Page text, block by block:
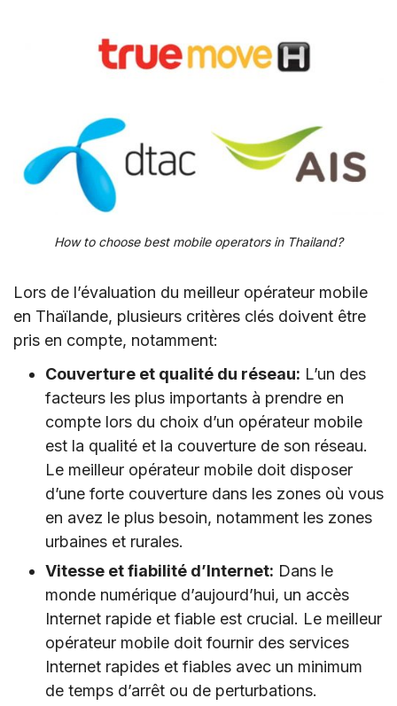
How to choose best mobile operators in Thailand?
Lors de l’évaluation du meilleur opérateur mobile
en Thaïlande, plusieurs critères clés doivent être
pris en compte, notamment:
Couverture et qualité du réseau: L’un des
facteurs les plus importants à prendre en
compte lors du choix d’un opérateur mobile
est la qualité et la couverture de son réseau.
Le meilleur opérateur mobile doit disposer
d’une forte couverture dans les zones où vous
en avez le plus besoin, notamment les zones
urbaines et rurales.
Vitesse et fiabilité d’Internet: Dans le
monde numérique d’aujourd’hui, un accès
Internet rapide et fiable est crucial. Le meilleur
opérateur mobile doit fournir des services
Internet rapides et fiables avec un minimum
de temps d’arrêt ou de perturbations.